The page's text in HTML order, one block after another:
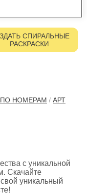
СПИРАЛЬНЫЕ
РАСКРАСКИ
НОМЕРАМ / АРТ
с уникальной
Скачайте
уникальный